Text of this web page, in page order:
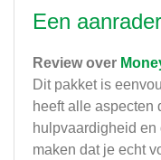
Een
Review over
Dit pakket is
heeft alle aspecten
hulpvaardigheid
maken dat je echt